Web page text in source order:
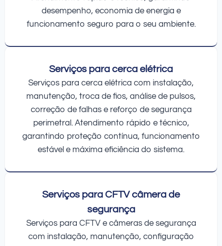
desempenho, economia de energia e
funcionamento seguro para o seu ambiente.
Serviços para cerca elétrica
Serviços para cerca elétrica com instalação,
manutenção, troca de fios, análise de pulsos,
correção de falhas e reforço de segurança
perimetral. Atendimento rápido e técnico,
garantindo proteção contínua, funcionamento
estável e máxima eficiência do sistema.
Serviços para CFTV câmera de
segurança
Serviços para CFTV e câmeras de segurança
com instalação, manutenção, configuração